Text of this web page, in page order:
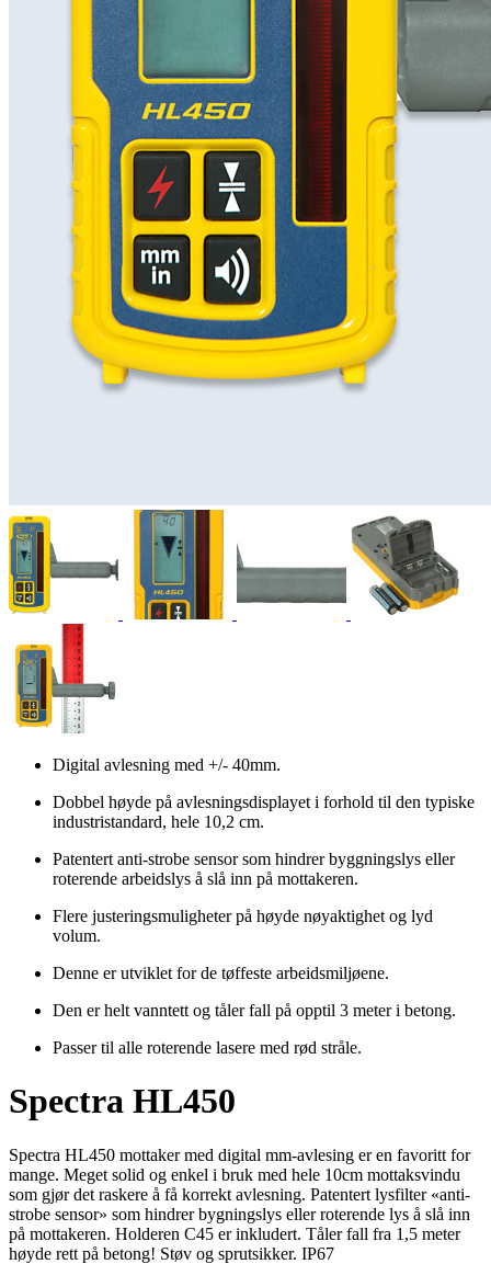
Digital avlesning med +/- 40mm.
Dobbel høyde på avlesningsdisplayet i forhold til den typiske
industristandard, hele 10,2 cm.
Patentert anti-strobe sensor som hindrer byggningslys eller
roterende arbeidslys å slå inn på mottakeren.
Flere justeringsmuligheter på høyde nøyaktighet og lyd
volum.
Denne er utviklet for de tøffeste arbeidsmiljøene.
Den er helt vanntett og tåler fall på opptil 3 meter i betong.
Passer til alle roterende lasere med rød stråle.
Spectra HL450
Spectra HL450 mottaker med digital mm-avlesing er en favoritt for
mange. Meget solid og enkel i bruk med hele 10cm mottaksvindu
som gjør det raskere å få korrekt avlesning. Patentert lysfilter «anti-
strobe sensor» som hindrer bygningslys eller roterende lys å slå inn
på mottakeren. Holderen C45 er inkludert. Tåler fall fra 1,5 meter
høyde rett på betong! Støv og sprutsikker. IP67